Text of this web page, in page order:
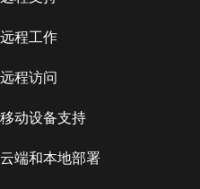
远程工作
远程访问
移动设备支持
云端和本地部署